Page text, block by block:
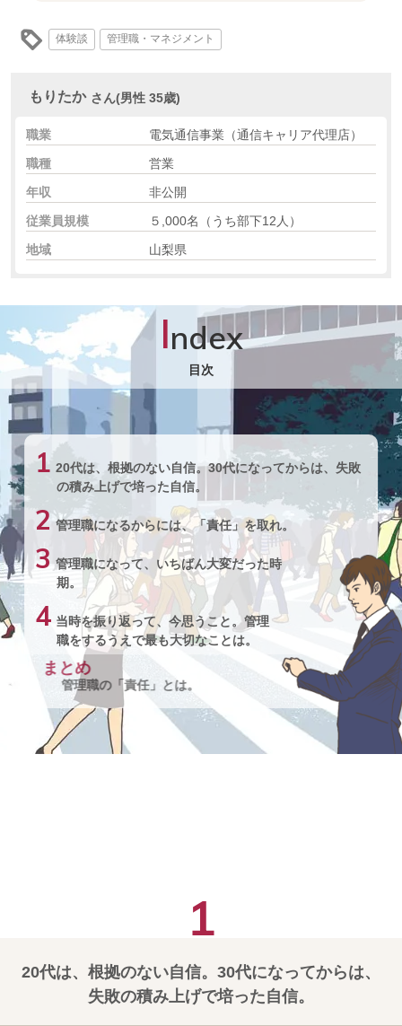
体験談 管理職・マネジメント
もりたか さん(男性 35歳)
職業
電気通信事業（通信キャリア代理店）
職種
営業
年収
非公開
従業員規模
５,000名（うち部下12人）
地域
山梨県
Index
目次
1 20代は、根拠のない自信。30代になってからは、失敗
の積み上げで培った自信。
2 管理職になるからには、「責任」を取れ。
3 管理職になって、いちばん大変だった時
期。
4 当時を振り返って、今思うこと。管理
職をするうえで最も大切なことは。
まとめ
管理職の「責任」とは。
20代は、根拠のない自信。30代になってからは、
失敗の積み上げで培った自信。